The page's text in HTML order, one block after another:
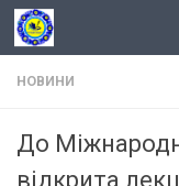
Skip to content
НОВИНИ
До
відкрита